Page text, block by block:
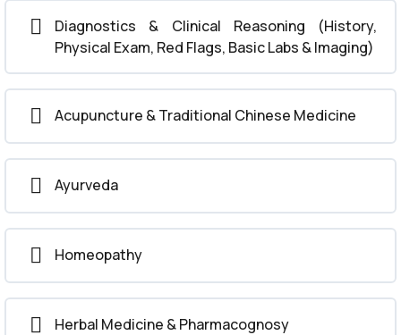
Traditional Chinese Medicine (TCM)
Anatomy & Physiology
Diagnostics in Complementary Medicine
Treatment & Therapeutic Protocols
Diagnostics & Clinical Reasoning (History,
Physical Exam, Red Flags, Basic Labs & Imaging)
Acupuncture & Traditional Chinese Medicine
Ayurveda
Homeopathy
Herbal Medicine & Pharmacognosy